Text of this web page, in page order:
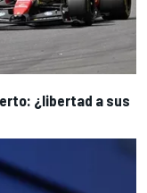
¿libertad a sus